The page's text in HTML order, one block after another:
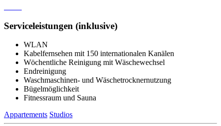
Serviceleistungen (inklusive)
WLAN
Kabelfernsehen mit 150 internationalen Kanälen
Wöchentliche Reinigung mit Wäschewechsel
Endreinigung
Waschmaschinen- und Wäschetrocknernutzung
Bügelmöglichkeit
Fitnessraum und Sauna
Appartements Studios